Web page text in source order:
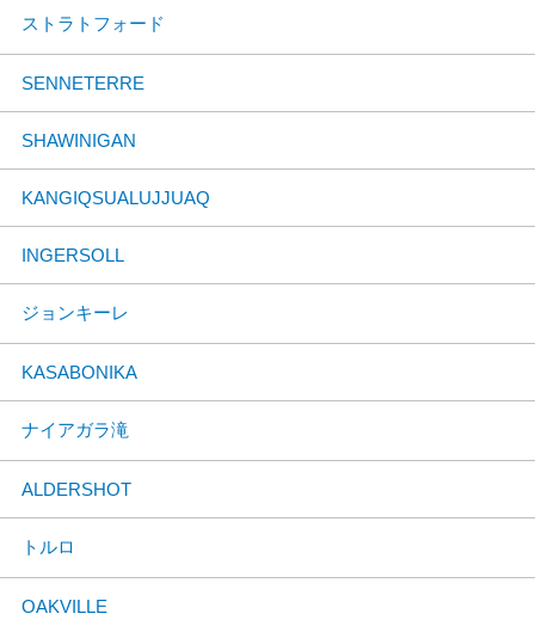
ストラトフォード
SENNETERRE
SHAWINIGAN
KANGIQSUALUJJUAQ
INGERSOLL
ジョンキーレ
KASABONIKA
ナイアガラ滝
ALDERSHOT
トルロ
OAKVILLE